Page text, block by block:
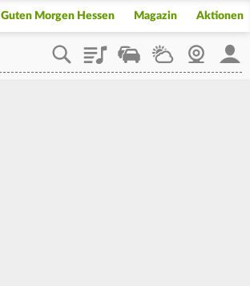
Guten Morgen Hessen Magazin Aktionen
PlaylistStaupilotWetterWebcam